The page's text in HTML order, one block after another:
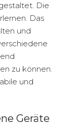
Die
Das
und
zu können.
und
Geräte